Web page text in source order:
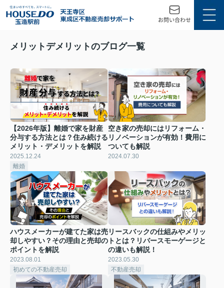
メリットデメリットのブログ一覧
【2026年版】離婚で家を財産
分与する方法とは？住み続ける
メリット・デメリットを解説
2025.12.24
離婚
空き家の売却にはリフォーム・
リノベーションが有効！費用に
ついても解説
2024.07.30
ハウスメーカーが建てた家は売
却しやすい？その理由と売却の
ポイントを解説
2023.08.01
初めての不動産売却
リースバックの仕組みやメリッ
トとは？リバースモーゲージと
の違いも解説！
2023.05.30
不動産売却